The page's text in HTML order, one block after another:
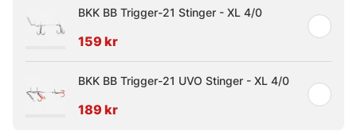
BKK BB Trigger-21 Stinger - XL 4/0
159 kr
BKK BB Trigger-21 UVO Stinger - XL 4/0
189 kr